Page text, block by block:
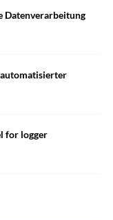
Datenverarbeitung
for logger